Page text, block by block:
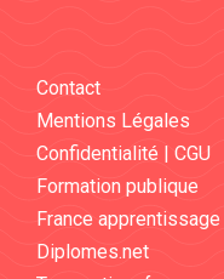
Contact
Mentions Légales
Confidentialité | CGU
Formation publique
France apprentissage
Diplomes.net